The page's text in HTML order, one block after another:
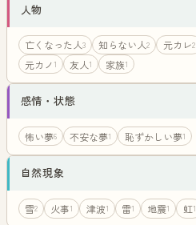
人物
亡くなった人3 知らない人2 元カレ2
元カノ1 友人1 家族1
感情・状態
怖い夢6 不安な夢1 恥ずかしい夢1
自然現象
雪2 火事1 津波1 雷1 地震1 虹1